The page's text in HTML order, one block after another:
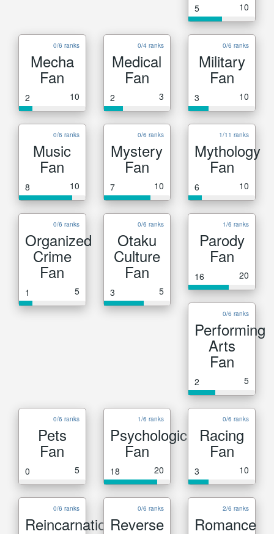
5 10
0/6 ranks
Mecha
Fan
2 10
0/4 ranks
Medical
Fan
2 3
0/6 ranks
Military
Fan
3 10
0/6 ranks
Music
Fan
8 10
0/6 ranks
Mystery
Fan
7 10
1/11 ranks
Mythology
Fan
6 10
0/6 ranks
Organized
Crime
Fan
1 5
0/6 ranks
Otaku
Culture
Fan
3 5
1/6 ranks
Parody
Fan
16 20
0/6 ranks
Performing
Arts
Fan
2 5
0/6 ranks
Pets
Fan
0 5
1/6 ranks
Psychological
Fan
18 20
0/6 ranks
Racing
Fan
3 10
0/6 ranks
Reincarnation
0/6 ranks
Reverse
2/6 ranks
Romance